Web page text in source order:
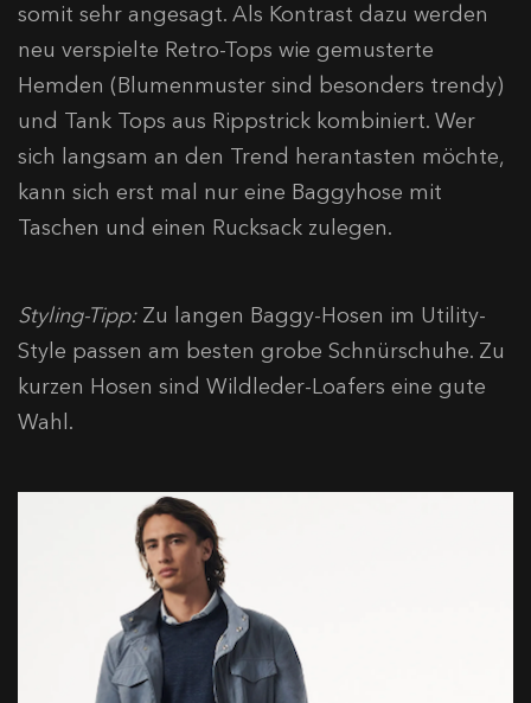
somit sehr angesagt. Als Kontrast dazu werden
neu verspielte Retro-Tops wie gemusterte
Hemden (Blumenmuster sind besonders trendy)
und Tank Tops aus Rippstrick kombiniert. Wer
sich langsam an den Trend herantasten möchte,
kann sich erst mal nur eine Baggyhose mit
Taschen und einen Rucksack zulegen.
Styling-Tipp:Zu langen Baggy-Hosen im Utility-
Style passen am besten grobe Schnürschuhe. Zu
kurzen Hosen sind Wildleder-Loafers eine gute
Wahl.